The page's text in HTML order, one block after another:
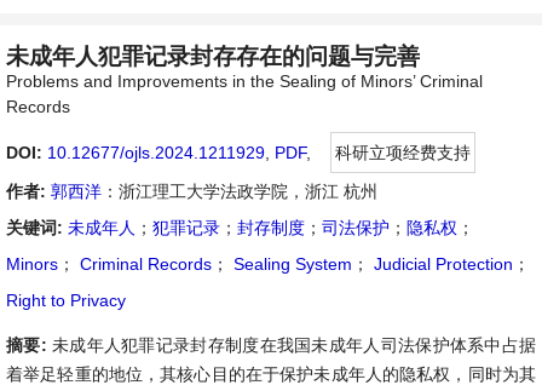
未成年人犯罪记录封存存在的问题与完善
Problems and Improvements in the Sealing of Minors’ Criminal
Records
DOI: 10.12677/ojls.2024.1211929 PDF,
科研立项经费支持
作者: 郭西洋 ：浙江理工大学法政学院，浙江 杭州
关键词: 未成年人 ； 犯罪记录 ； 封存制度 ； 司法保护 ； 隐私权 ；
Minors ； Criminal Records ； Sealing System ； Judicial Protection ；
Right to Privacy
摘要: 未成年人犯罪记录封存制度在我国未成年人司法保护体系中占据
着举足轻重的地位，其核心目的在于保护未成年人的隐私权，同时为其